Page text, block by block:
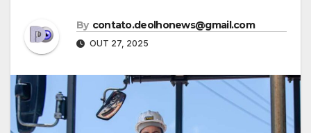
By contato.deolhonews@gmail.com
OUT 27, 2025